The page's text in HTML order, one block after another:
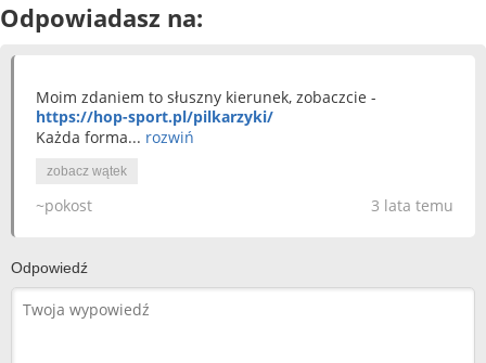
Odpowiadasz na:
Moim zdaniem to słuszny kierunek, zobaczcie -
https://hop-sport.pl/pilkarzyki/
Każda forma... rozwiń
zobacz wątek
3 lata temu
~pokost
Odpowiedź